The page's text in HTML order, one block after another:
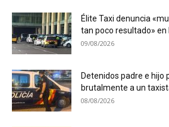
Élite Taxi denuncia
tan poco resultado» en
09/08/2026
Detenidos padre e hijo
brutalmente a un
08/08/2026